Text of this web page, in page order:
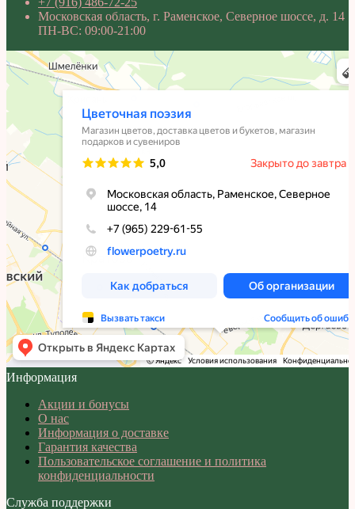
Московская область, г. Раменское, Северное шоссе, д. 14
ПН-ВС: 09:00-21:00
Информация
Акции и бонусы
О нас
Информация о доставке
Гарантия качества
Пользовательское соглашение и политика
конфиденциальности
Служба поддержки